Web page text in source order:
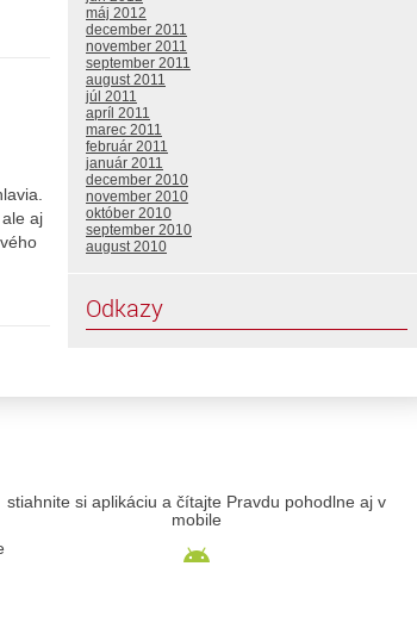
aj
máj 2012
december 2011
november 2011
september 2011
august 2011
júl 2011
apríl 2011
marec 2011
február 2011
január 2011
december 2010
november 2010
október 2010
september 2010
august 2010
Odkazy
stiahnite si aplikáciu a čítajte Pravdu pohodlne aj v
mobile